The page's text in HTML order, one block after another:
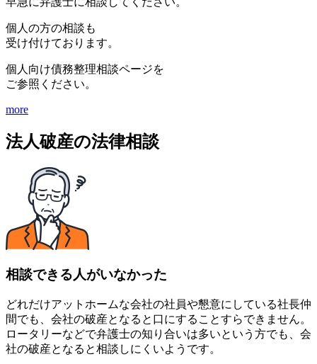
個人の方の相談も
受け付けております。
個人向け債務整理相談ページを
ご参照ください。
more
法人破産の法律相談
相談できる人がいなかった
どれだけアットホームな会社の社員や懇意にしている社長仲
間でも、会社の破産となると口にすることすらできません。
ロータリーなどで弁護士の知り合いは多いという方でも、会
社の破産となると相談しにくいようです。